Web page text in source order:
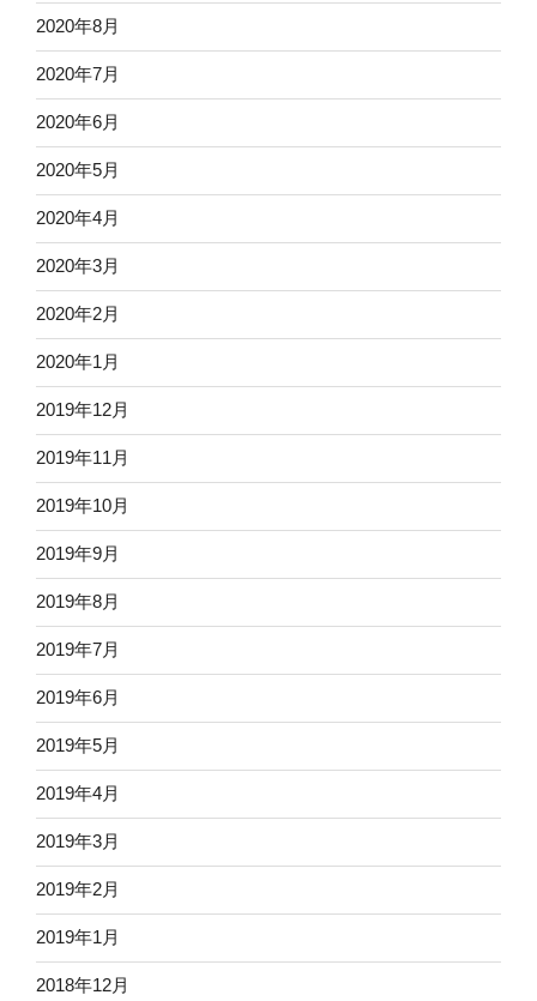
2020年8月
2020年7月
2020年6月
2020年5月
2020年4月
2020年3月
2020年2月
2020年1月
2019年12月
2019年11月
2019年10月
2019年9月
2019年8月
2019年7月
2019年6月
2019年5月
2019年4月
2019年3月
2019年2月
2019年1月
2018年12月